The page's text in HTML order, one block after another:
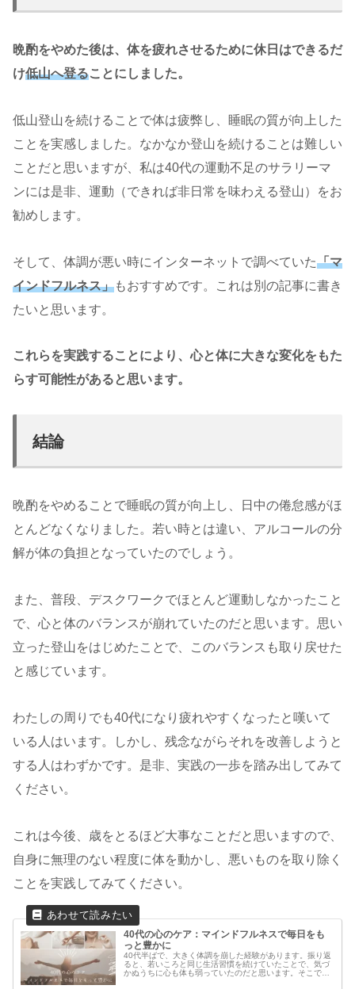
晩酌をやめた後は、体を疲れさせるために休日はできるだ
け低山へ登ることにしました。
低山登山を続けることで体は疲弊し、睡眠の質が向上した
ことを実感しました。なかなか登山を続けることは難しい
ことだと思いますが、私は40代の運動不足のサラリーマ
ンには是非、運動（できれば非日常を味わえる登山）をお
勧めします。
そして、体調が悪い時にインターネットで調べていた「マ
インドフルネス」もおすすめです。これは別の記事に書き
たいと思います。
これらを実践することにより、心と体に大きな変化をもた
らす可能性があると思います。
結論
晩酌をやめることで睡眠の質が向上し、日中の倦怠感がほ
とんどなくなりました。若い時とは違い、アルコールの分
解が体の負担となっていたのでしょう。
また、普段、デスクワークでほとんど運動しなかったこと
で、心と体のバランスが崩れていたのだと思います。思い
立った登山をはじめたことで、このバランスも取り戻せた
と感じています。
わたしの周りでも40代になり疲れやすくなったと嘆いて
いる人はいます。しかし、残念ながらそれを改善しようと
する人はわずかです。是非、実践の一歩を踏み出してみて
ください。
これは今後、歳をとるほど大事なことだと思いますので、
自身に無理のない程度に体を動かし、悪いものを取り除く
ことを実践してみてください。
40代の心のケア：マインドフルネスで毎日をも
っと豊かに
40代半ばで、大きく体調を崩した経験があります。振り返
ると、若いころと同じ生活習慣を続けていたことで、気づ
かぬうちに心も体も弱っていたのだと思います。そこで、